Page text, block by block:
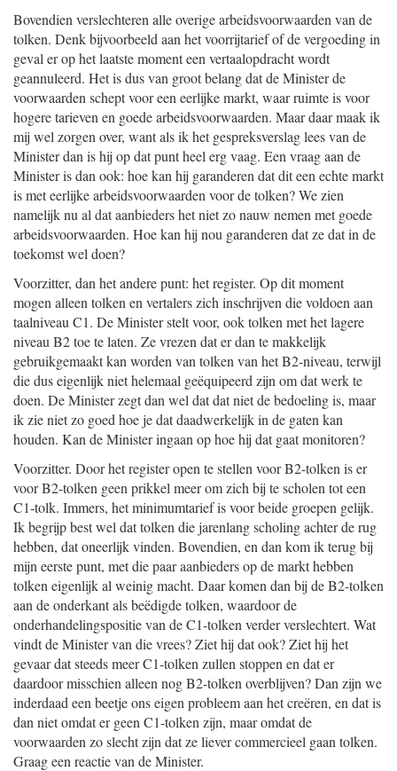
Bovendien verslechteren alle overige arbeidsvoorwaarden van de
tolken. Denk bijvoorbeeld aan het voorrijtarief of de vergoeding in
geval er op het laatste moment een vertaalopdracht wordt
geannuleerd. Het is dus van groot belang dat de Minister de
voorwaarden schept voor een eerlijke markt, waar ruimte is voor
hogere tarieven en goede arbeidsvoorwaarden. Maar daar maak ik
mij wel zorgen over, want als ik het gespreksverslag lees van de
Minister dan is hij op dat punt heel erg vaag. Een vraag aan de
Minister is dan ook: hoe kan hij garanderen dat dit een echte markt
is met eerlijke arbeidsvoorwaarden voor de tolken? We zien
namelijk nu al dat aanbieders het niet zo nauw nemen met goede
arbeidsvoorwaarden. Hoe kan hij nou garanderen dat ze dat in de
toekomst wel doen?
Voorzitter, dan het andere punt: het register. Op dit moment
mogen alleen tolken en vertalers zich inschrijven die voldoen aan
taalniveau C1. De Minister stelt voor, ook tolken met het lagere
niveau B2 toe te laten. Ze vrezen dat er dan te makkelijk
gebruikgemaakt kan worden van tolken van het B2-niveau, terwijl
die dus eigenlijk niet helemaal geëquipeerd zijn om dat werk te
doen. De Minister zegt dan wel dat dat niet de bedoeling is, maar
ik zie niet zo goed hoe je dat daadwerkelijk in de gaten kan
houden. Kan de Minister ingaan op hoe hij dat gaat monitoren?
Voorzitter. Door het register open te stellen voor B2-tolken is er
voor B2-tolken geen prikkel meer om zich bij te scholen tot een
C1-tolk. Immers, het minimumtarief is voor beide groepen gelijk.
Ik begrijp best wel dat tolken die jarenlang scholing achter de rug
hebben, dat oneerlijk vinden. Bovendien, en dan kom ik terug bij
mijn eerste punt, met die paar aanbieders op de markt hebben
tolken eigenlijk al weinig macht. Daar komen dan bij de B2-tolken
aan de onderkant als beëdigde tolken, waardoor de
onderhandelingspositie van de C1-tolken verder verslechtert. Wat
vindt de Minister van die vrees? Ziet hij dat ook? Ziet hij het
gevaar dat steeds meer C1-tolken zullen stoppen en dat er
daardoor misschien alleen nog B2-tolken overblijven? Dan zijn we
inderdaad een beetje ons eigen probleem aan het creëren, en dat is
dan niet omdat er geen C1-tolken zijn, maar omdat de
voorwaarden zo slecht zijn dat ze liever commercieel gaan tolken.
Graag een reactie van de Minister.